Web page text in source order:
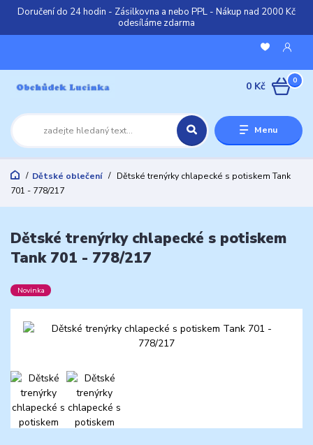
Doručení do 24 hodin - Zásilkovna a nebo PPL - Nákup nad 2000 Kč
odesíláme zdarma
Menu
0
0 Kč
Dětské oblečení
Dětské trenýrky chlapecké s potiskem Tank
701 - 778/217
Dětské trenýrky chlapecké s potiskem
Tank 701 - 778/217
Novinka